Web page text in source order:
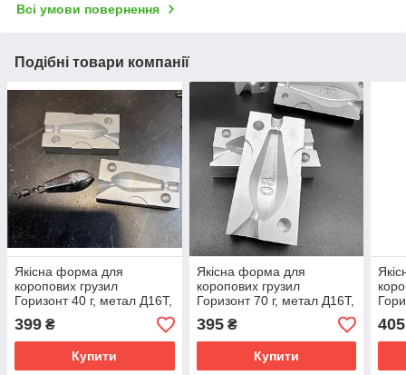
Всі умови повернення
Подібні товари компанії
Якісна форма для
коропових грузил
Горизонт 40 г, метал Д16Т,
Форми для лиття
рибальських грузил
399 ₴
Купити
Якісна форма для
коропових грузил
Горизонт 70 г, метал Д16Т,
Форми для лиття
рибальських грузил
395₴
Купити
405